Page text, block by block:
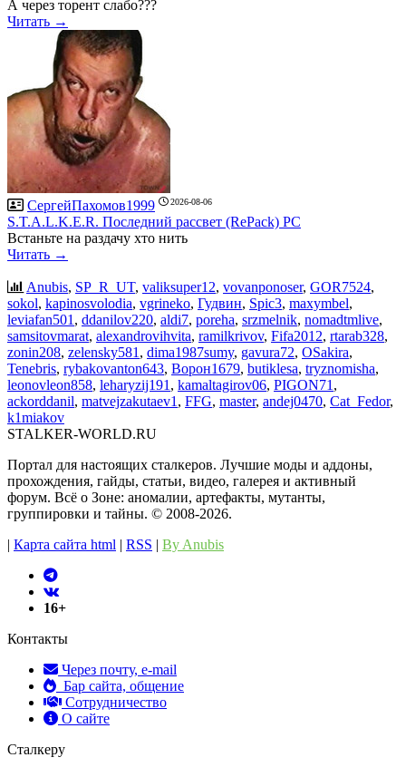
А через торент слабо???
Читать →
СергейПахомов1999 2026-08-06
S.T.A.L.K.E.R. Последний рассвет (RePack) PC
Встаньте на раздачу хто нить
Читать →
Anubis, SP_R_UT, valiksuper12, vovanponoser, GOR7524,
sokol, kapinosvolodia, vgrineko, Гудвин, Spic3, maxymbel,
leviafan501 , ddanilov220, aldi7, poreha, srzmelnik, nomadtmlive,
samsitovmarat, alexandrovihvita, ramilkrivov, Fifa2012, rtarab328,
zonin208, zelensky581 , dima1987sumy, gavura72, OSakira,
Tenebris, rybakovanton643, Ворон1679, butiklesa, tryznomisha,
leonovleon858, leharyzij191 , kamaltagirov06, PIGON71 ,
ackorddanil, matvejzakutaev1 , FFG, master, andej0470, Cat_Fedor,
k1miakov
STALKER-WORLD.RU
Портал для настоящих сталкеров. Лучшие моды и аддоны,
прохождения, гайды, статьи, видео, галерея и активный
форум. Всё о Зоне: аномалии, артефакты, мутанты,
группировки и тайны. ©️ 2008-2026.
| Карта сайта html | RSS | By Anubis
16+
Контакты
Через почту, e-mail
Бар сайта, общение
Сотрудничество
О сайте
Сталкеру